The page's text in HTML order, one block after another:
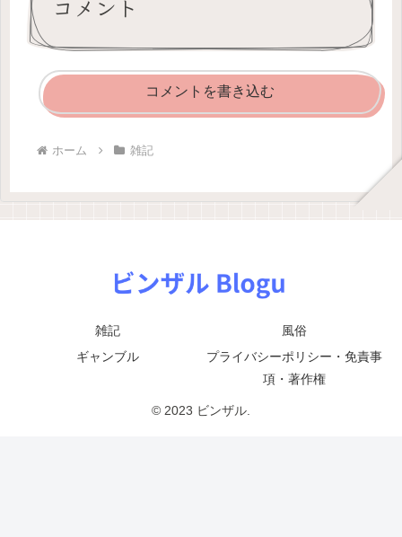
コメント
コメントを書き込む
ホーム 雑記
雑記
風俗
ギャンブル
プライバシーポリシー・免責事
項・著作権
© 2023 ビンザル.